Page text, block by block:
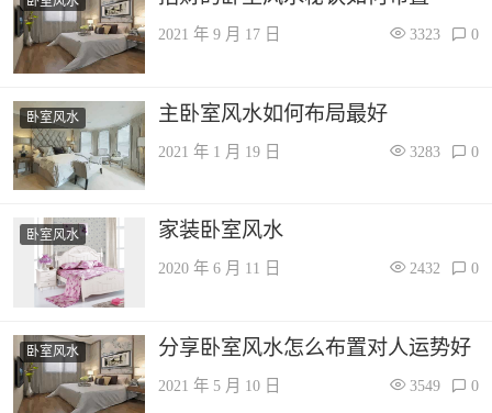
2021 年 9 月 17 日 3323 0
卧室风水 主卧室风水如何布局最好
2021 年 1 月 19 日 3283 0
卧室风水 家装卧室风水
2020 年 6 月 11 日 2432 0
卧室风水 分享卧室风水怎么布置对人运势好
2021 年 5 月 10 日 3549 0